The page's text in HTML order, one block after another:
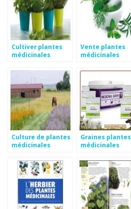
Cultiver plantes
médicinales
Vente plantes
médicinales
Culture de plantes
médicinales
Graines plantes
médicinales